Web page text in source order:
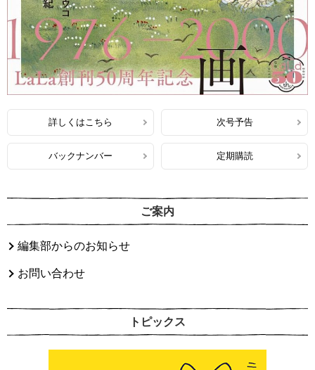
詳しくはこちら 次号予告
バックナンバー 定期購読
ご案内
編集部からのお知らせ
お問い合わせ
トピックス